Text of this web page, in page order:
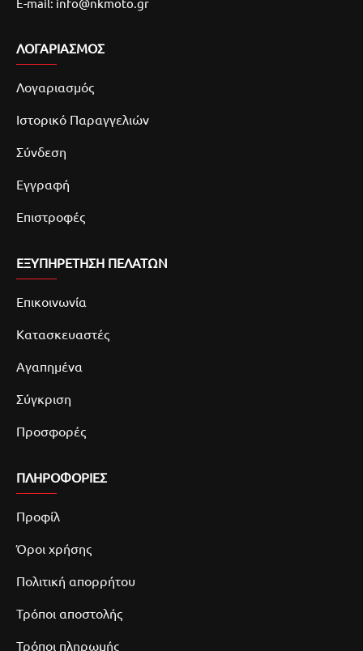
ΛΟΓΑΡΙΑΣΜΌΣ
Λογαριασμός
Ιστορικό Παραγγελιών
Σύνδεση
Εγγραφή
Επιστροφές
ΕΞΥΠΗΡΕΤΗΣΗ ΠΕΛΑΤΩΝ
Επικοινωνία
Κατασκευαστές
Αγαπημένα
Σύγκριση
Προσφορές
ΠΛΗΡΟΦΟΡΙΕΣ
Προφίλ
Όροι χρήσης
Πολιτική απορρήτου
Τρόποι αποστολής
Τρόποι πληρωμής